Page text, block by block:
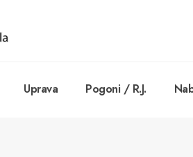
Uprava Pogoni / R.J.